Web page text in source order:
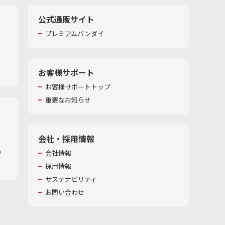
公式通販サイト
プレミアムバンダイ
お客様サポート
お客様サポートトップ
重要なお知らせ
会社・採用情報
会社情報
採用情報
サステナビリティ
お問い合わせ